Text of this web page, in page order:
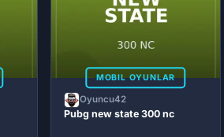
MOBIL OYUNLAR
Oyuncu42
Pubg new state 300 nc